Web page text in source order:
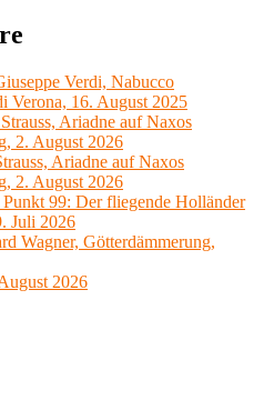
Verdi, Nabucco
Verona, 16. August 2025
Ariadne auf Naxos
2. August 2026
Ariadne auf Naxos
2. August 2026
99: Der fliegende Holländer
Juli 2026
Wagner, Götterdämmerung,
2026